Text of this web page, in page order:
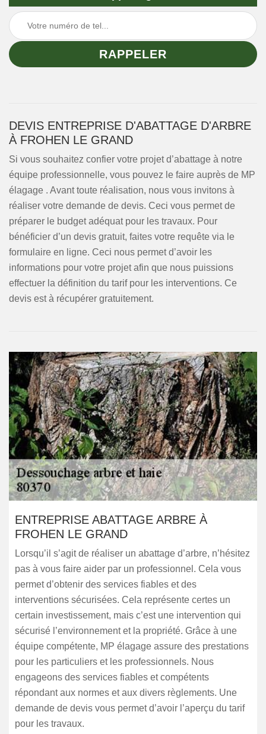
DEVIS ENTREPRISE D'ABATTAGE D'ARBRE
À FROHEN LE GRAND
Si vous souhaitez confier votre projet d’abattage à notre
équipe professionnelle, vous pouvez le faire auprès de MP
élagage . Avant toute réalisation, nous vous invitons à
réaliser votre demande de devis. Ceci vous permet de
préparer le budget adéquat pour les travaux. Pour
bénéficier d’un devis gratuit, faites votre requête via le
formulaire en ligne. Ceci nous permet d’avoir les
informations pour votre projet afin que nous puissions
effectuer la définition du tarif pour les interventions. Ce
devis est à récupérer gratuitement.
ENTREPRISE ABATTAGE ARBRE À
FROHEN LE GRAND
Lorsqu’il s’agit de réaliser un abattage d’arbre, n’hésitez
pas à vous faire aider par un professionnel. Cela vous
permet d’obtenir des services fiables et des
interventions sécurisées. Cela représente certes un
certain investissement, mais c’est une intervention qui
sécurisé l’environnement et la propriété. Grâce à une
équipe compétente, MP élagage assure des prestations
pour les particuliers et les professionnels. Nous
engageons des services fiables et compétents
répondant aux normes et aux divers règlements. Une
demande de devis vous permet d’avoir l’aperçu du tarif
pour les travaux.